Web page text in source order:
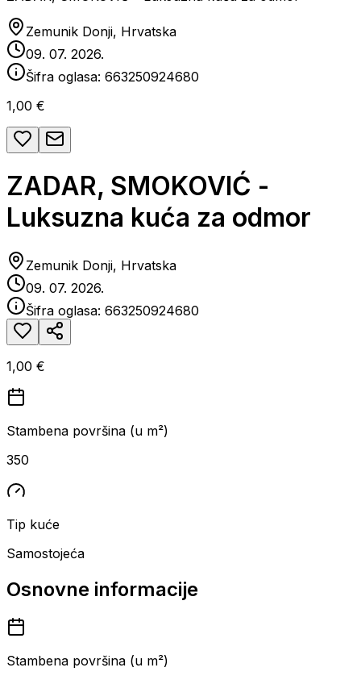
Zemunik Donji, Hrvatska
09. 07. 2026.
Šifra oglasa: 663250924680
1,00 €
ZADAR, SMOKOVIĆ -
Luksuzna kuća za odmor
Zemunik Donji, Hrvatska
09. 07. 2026.
Šifra oglasa: 663250924680
1,00 €
Stambena površina (u m²)
350
Tip kuće
Samostojeća
Osnovne informacije
Stambena površina (u m²)